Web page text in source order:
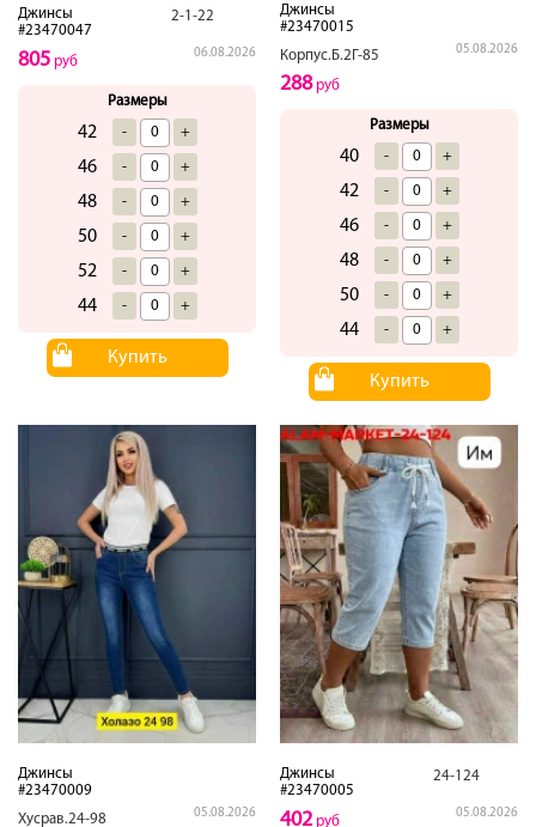
Джинсы
#23470047
2-1-22
06.08.2026
805 руб
Размеры
42 - +
46 - +
48 - +
50 - +
52 - +
44 - +
Купить
Джинсы
#23470015
Корпус.Б.2Г-85
05.08.2026
288руб
Размеры
40 - +
42 - +
46 - +
48 - +
50 - +
44 - +
Купить
Джинсы
#23470009
Хусрав.24-98
05.08.2026
Джинсы
#23470005
24-124
05.08.2026
402руб